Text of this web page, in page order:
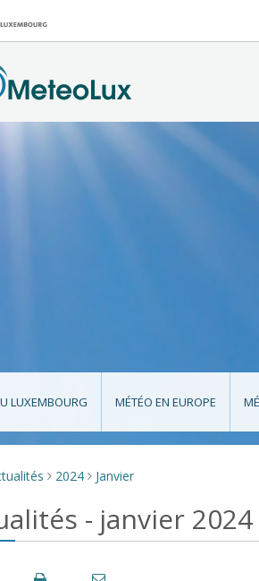
LUXEMBOURG MÉTÉO EN EUROPE
> 2024 > Janvier
- janvier 2024